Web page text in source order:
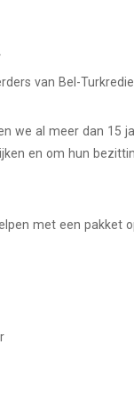
van Bel-
we al meer dan 15
en om hun
met een pakket